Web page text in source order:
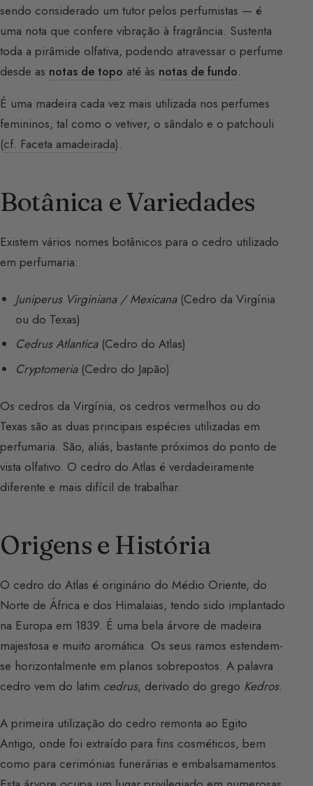
sendo considerado um tutor pelos perfumistas — é
uma nota que confere vibração à fragrância. Sustenta
toda a pirâmide olfativa, podendo atravessar o perfume
desde as notas de topo até às notas de fundo.
É uma madeira cada vez mais utilizada nos perfumes
femininos, tal como o vetiver, o sândalo e o patchouli
(cf. Faceta amadeirada).
Botânica e Variedades
Existem vários nomes botânicos para o cedro utilizado
em perfumaria:
Juniperus Virginiana / Mexicana(Cedro da Virgínia
ou do Texas)
Cedrus Atlantica(Cedro do Atlas)
Cryptomeria(Cedro do Japão)
Os cedros da Virgínia, os cedros vermelhos ou do
Texas são as duas principais espécies utilizadas em
perfumaria. São, aliás, bastante próximos do ponto de
vista olfativo. O cedro do Atlas é verdadeiramente
diferente e mais difícil de trabalhar.
Origens e História
O cedro do Atlas é originário do Médio Oriente, do
Norte de África e dos Himalaias, tendo sido implantado
na Europa em 1839. É uma bela árvore de madeira
majestosa e muito aromática. Os seus ramos estendem-
se horizontalmente em planos sobrepostos. A palavra
cedro vem do latim cedrus, derivado do grego Kedros.
A primeira utilização do cedro remonta ao Egito
Antigo, onde foi extraído para fins cosméticos, bem
como para cerimónias funerárias e embalsamamentos.